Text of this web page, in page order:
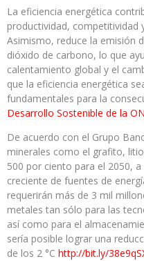
La eficiencia energética
productividad, competitividad
Asimismo, reduce la emisión
dióxido de carbono, lo que
calentamiento global y el
que la eficiencia energética
fundamentales para la
Desarrollo Sostenible de la
De acuerdo con el Grupo
minerales como el grafito,
500 por ciento para el 2050,
creciente de fuentes de
requerirán más de 3 mil
metales tan sólo para las
así como para el
sería posible lograr una
de los 2 °C http://bit.ly/